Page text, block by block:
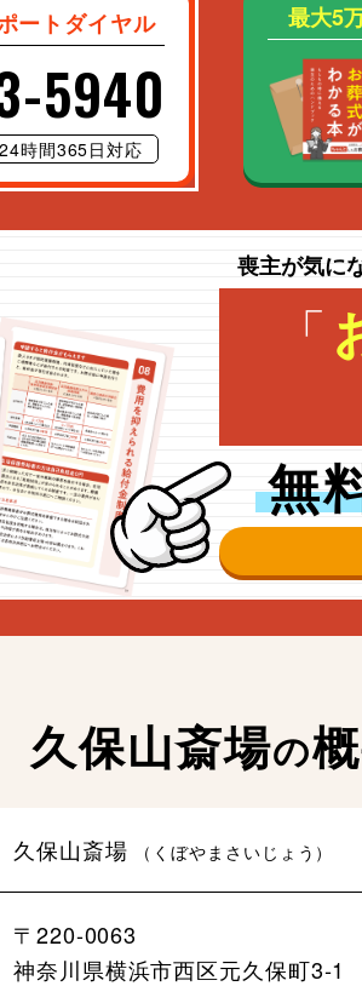
ートダイヤル
5940
24時間365日対応
最大5
喪主が気に
「
無
久保山斎場の
久保山斎場 （くぼやまさいじょう）
〒220-0063
神奈川県横浜市西区元久保町3‐1